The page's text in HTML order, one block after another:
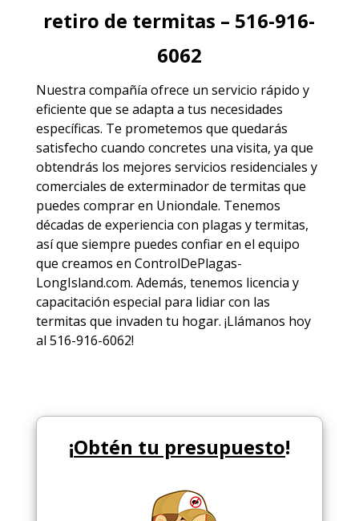
retiro de termitas – 516-916-
6062
Nuestra compañía ofrece un servicio rápido y
eficiente que se adapta a tus necesidades
específicas. Te prometemos que quedarás
satisfecho cuando concretes una visita, ya que
obtendrás los mejores servicios residenciales y
comerciales de exterminador de termitas que
puedes comprar en Uniondale. Tenemos
décadas de experiencia con plagas y termitas,
así que siempre puedes confiar en el equipo
que creamos en ControlDePlagas-
LongIsland.com. Además, tenemos licencia y
capacitación especial para lidiar con las
termitas que invaden tu hogar. ¡Llámanos hoy
al 516-916-6062!
¡Obtén tu presupuesto!